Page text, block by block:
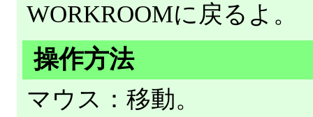
WORKROOMに戻るよ。
操作方法
マウス：移動。